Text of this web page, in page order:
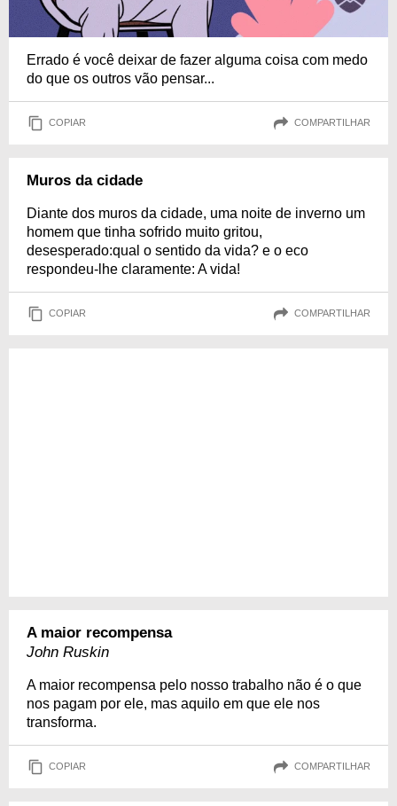
Errado é você deixar de fazer alguma coisa com medo
do que os outros vão pensar...
COPIAR COMPARTILHAR
Muros da cidade
Diante dos muros da cidade, uma noite de inverno um
homem que tinha sofrido muito gritou,
desesperado:qual o sentido da vida? e o eco
respondeu-lhe claramente: A vida!
COPIAR COMPARTILHAR
A maior recompensa
John Ruskin
A maior recompensa pelo nosso trabalho não é o que
nos pagam por ele, mas aquilo em que ele nos
transforma.
COPIAR COMPARTILHAR